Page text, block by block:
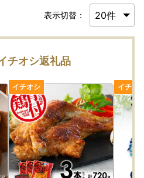
つきましては、お返事まで数日
、予めご了承ください。
表示切替：
チオシ返礼品